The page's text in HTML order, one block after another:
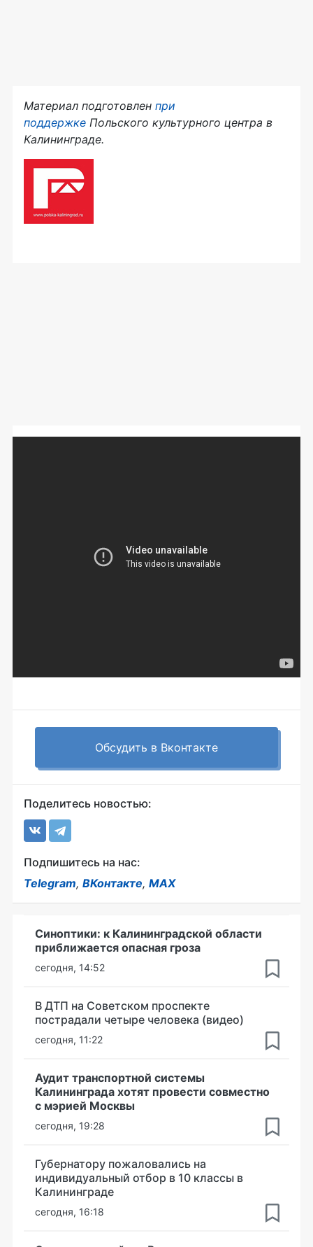
Материал подготовлен при
поддержке Польского культурного центра в
Калининграде.
Обсудить в Вконтакте
Поделитесь новостью:
Подпишитесь на нас:
Telegram, ВКонтакте, MAX
Синоптики: к Калининградской области
приближается опасная гроза
сегодня, 14:52
В ДТП на Советском проспекте
пострадали четыре человека (видео)
сегодня, 11:22
Аудит транспортной системы
Калининграда хотят провести совместно
с мэрией Москвы
сегодня, 19:28
Губернатору пожаловались на
индивидуальный отбор в 10 классы в
Калининграде
сегодня, 16:18